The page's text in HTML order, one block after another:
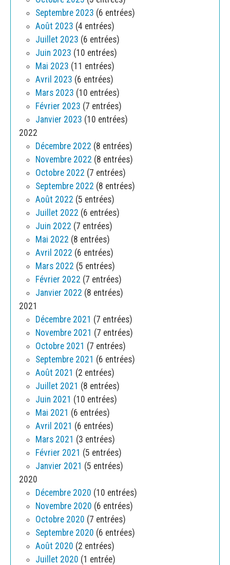
Septembre 2023 (6 entrées)
Août 2023 (4 entrées)
Juillet 2023 (6 entrées)
Juin 2023 (10 entrées)
Mai 2023 (11 entrées)
Avril 2023 (6 entrées)
Mars 2023 (10 entrées)
Février 2023 (7 entrées)
Janvier 2023 (10 entrées)
2022
Décembre 2022 (8 entrées)
Novembre 2022 (8 entrées)
Octobre 2022 (7 entrées)
Septembre 2022 (8 entrées)
Août 2022 (5 entrées)
Juillet 2022 (6 entrées)
Juin 2022 (7 entrées)
Mai 2022 (8 entrées)
Avril 2022 (6 entrées)
Mars 2022 (5 entrées)
Février 2022 (7 entrées)
Janvier 2022 (8 entrées)
2021
Décembre 2021 (7 entrées)
Novembre 2021 (7 entrées)
Octobre 2021 (7 entrées)
Septembre 2021 (6 entrées)
Août 2021 (2 entrées)
Juillet 2021 (8 entrées)
Juin 2021 (10 entrées)
Mai 2021 (6 entrées)
Avril 2021 (6 entrées)
Mars 2021 (3 entrées)
Février 2021 (5 entrées)
Janvier 2021 (5 entrées)
2020
Décembre 2020 (10 entrées)
Novembre 2020 (6 entrées)
Octobre 2020 (7 entrées)
Septembre 2020 (6 entrées)
Août 2020 (2 entrées)
Juillet 2020 (1 entrée)